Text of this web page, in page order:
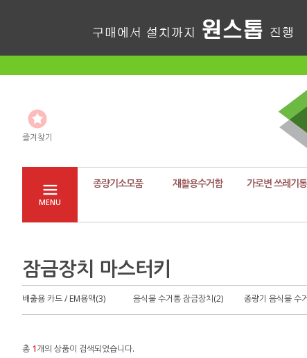
즐겨찾기
MENU
종량기소모품 재활용수거함 가로변 쓰레기통
잠금장치 마스터키
배출용 카드 / EM용액(3) 음식물 수거통 잠금장치(2) 종량기 음식물 수
총 1개의 상품이 검색되었습니다.